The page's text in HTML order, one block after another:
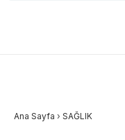
Ana Sayfa › SAĞLIK